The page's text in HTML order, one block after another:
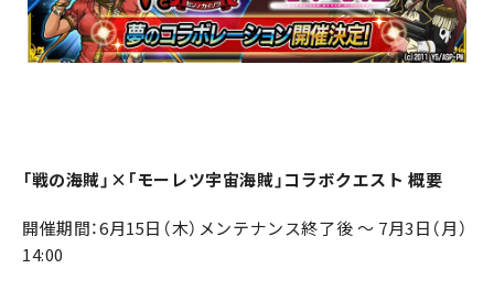
「戦の海賊」×「モーレツ宇宙海賊」コラボクエスト 概要
開催期間：6月15日（木）メンテナンス終了後 ～ 7月3日（月）
14:00